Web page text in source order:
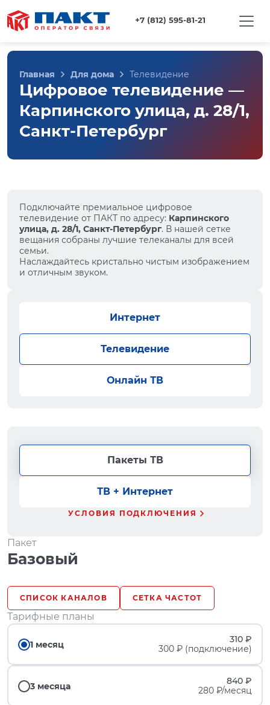
+7 (812) 595-81-21
Главная Для дома Телевидение
Цифровое телевидение —
Карпинского улица, д. 28/1,
Санкт-Петербург
Подключайте премиальное цифровое
телевидение от ПАКТ по адресу: Карпинского
улица, д. 28/1, Санкт-Петербург. В нашей сетке
вещания собраны лучшие телеканалы для всей
семьи.
Наслаждайтесь кристально чистым изображением
и отличным звуком.
Интернет
Телевидение
Онлайн ТВ
Пакеты ТВ
ТВ + Интернет
УСЛОВИЯ ПОДКЛЮЧЕНИЯ
Пакет
Базовый
СПИСОК КАНАЛОВ СЕТКА ЧАСТОТ
Тарифные планы
1 месяц
310 ₽
300 ₽ (подключение)
3 месяца
840 ₽
280 ₽/месяц